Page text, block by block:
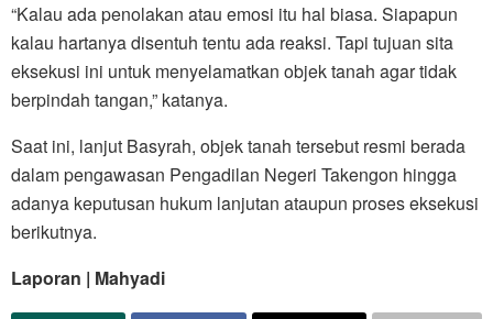
“Kalau ada penolakan atau emosi itu hal biasa. Siapapun
kalau hartanya disentuh tentu ada reaksi. Tapi tujuan sita
eksekusi ini untuk menyelamatkan objek tanah agar tidak
berpindah tangan,” katanya.
Saat ini, lanjut Basyrah, objek tanah tersebut resmi berada
dalam pengawasan Pengadilan Negeri Takengon hingga
adanya keputusan hukum lanjutan ataupun proses eksekusi
berikutnya.
Laporan | Mahyadi